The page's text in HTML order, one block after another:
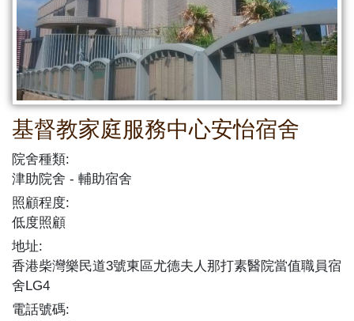
基督教家庭服務中心安怡宿舍
院舍種類:
津助院舍
輔助宿舍
照顧程度:
低度照顧
地址:
香港柴灣樂民道3號東區尤德夫人那打素醫院當值職員宿
舍LG4
電話號碼: